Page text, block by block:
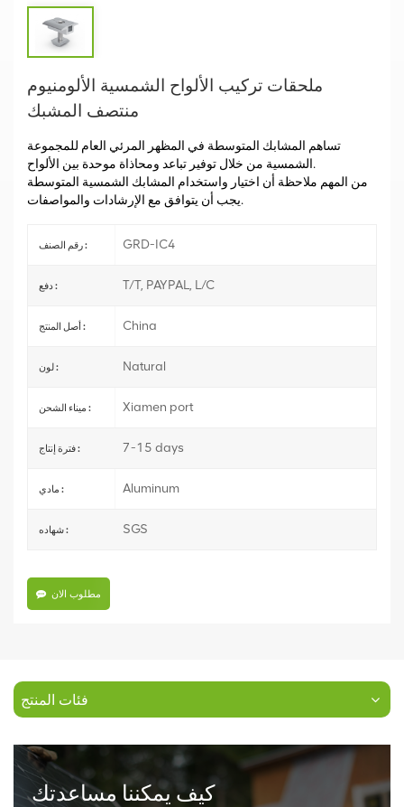
ملحقات تركيب الألواح الشمسية الألومنيوم
منتصف المشبك
تساهم المشابك المتوسطة في المظهر المرئي العام للمجموعة
الشمسية من خلال توفير تباعد ومحاذاة موحدة بين الألواح.
من المهم ملاحظة أن اختيار واستخدام المشابك الشمسية المتوسطة
يجب أن يتوافق مع الإرشادات والمواصفات.
رقم الصنف : GRD-IC4
دفع : T/T, PAYPAL, L/C
أصل المنتج : China
لون : Natural
ميناء الشحن : Xiamen port
فترة إنتاج : 7-15 days
مادي : Aluminum
شهاده : SGS
مطلوب الان
فئات المنتج
كيف يمكننا مساعدتك